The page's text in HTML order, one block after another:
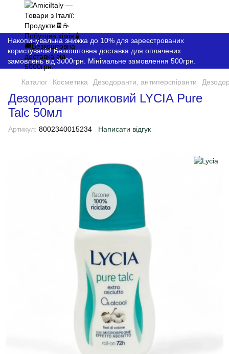
Накопичувальна знижка до 10% для зареєстрованих
користувачів! Безкоштовна доставка для оплачених
замовлень від 3000грн. Мінімальне замовлення 500грн.
Каталог Косметика Дезодоранти, антиперспіранти
Дезодорант роликовий LYCIA Pure
Talc 50мл
Артикул: 8002340015234 Написати відгук